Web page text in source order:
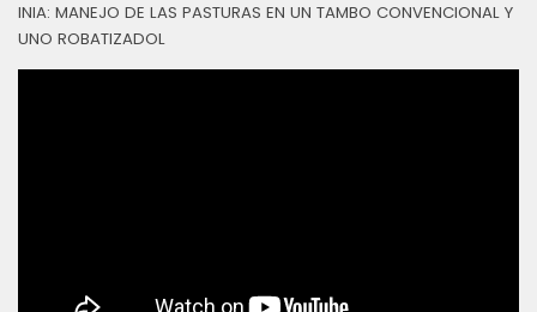
INIA: MANEJO DE LAS PASTURAS EN UN TAMBO CONVENCIONAL Y
UNO ROBATIZADOL